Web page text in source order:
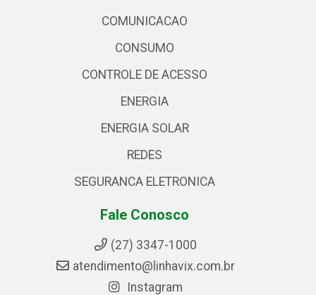
COMUNICACAO
CONSUMO
CONTROLE DE ACESSO
ENERGIA
ENERGIA SOLAR
REDES
SEGURANCA ELETRONICA
Fale Conosco
(27) 3347-1000
atendimento@linhavix.com.br
Instagram